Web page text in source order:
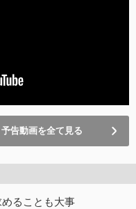
告動画を全て見る
ることも大事